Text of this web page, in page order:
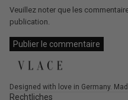
Veuillez noter que les
publication.
Publier le commentaire
Designed with love in Germany.
Rechtliches